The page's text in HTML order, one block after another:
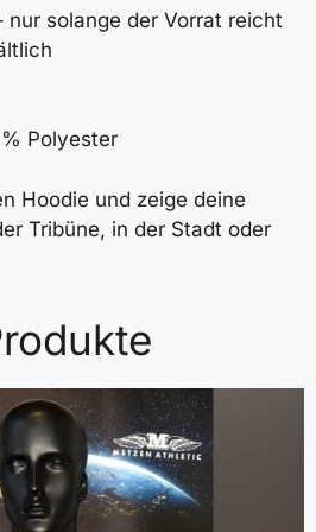
solange der Vorrat reicht
Polyester
Hoodie und zeige deine
Tribüne, in der Stadt oder